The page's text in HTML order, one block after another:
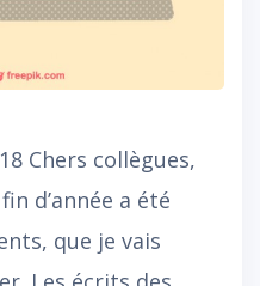
Chers collègues,
d’année a été
que je vais